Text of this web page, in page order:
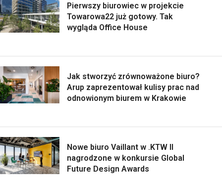
Pierwszy biurowiec w projekcie
Towarowa22 już gotowy. Tak
wygląda Office House
Jak stworzyć zrównoważone biuro?
Arup zaprezentował kulisy prac nad
odnowionym biurem w Krakowie
Nowe biuro Vaillant w .KTW II
nagrodzone w konkursie Global
Future Design Awards